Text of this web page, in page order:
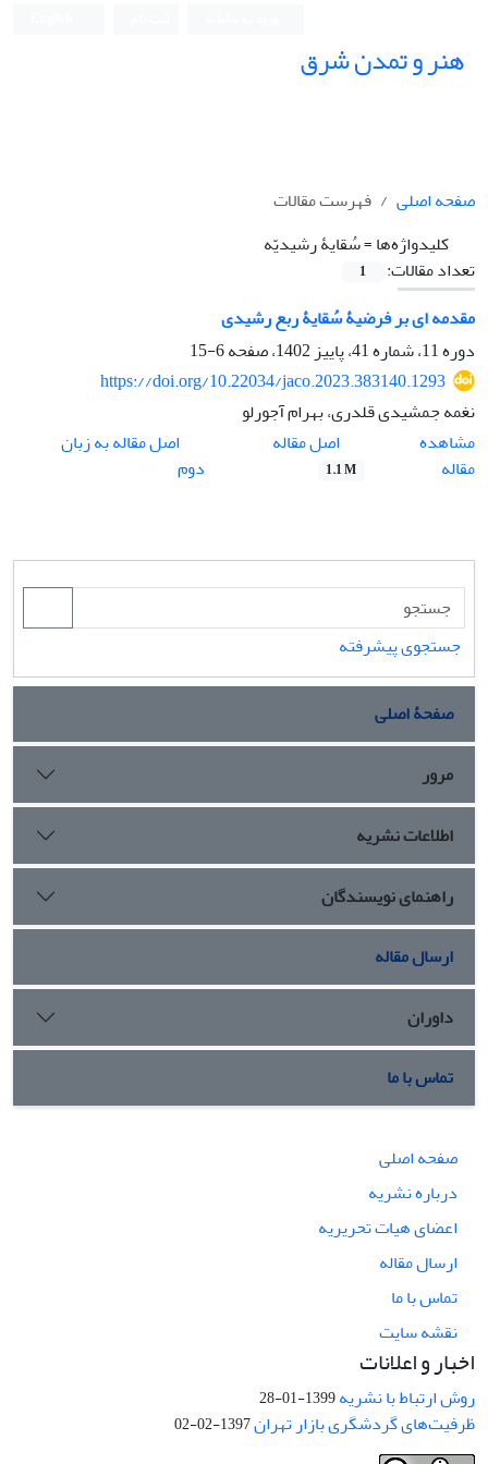
هنر و تمدن شرق
صفحه اصلی
فهرست مقالات
کلیدواژه‌ها =سُقایۀ رشیدیّه
تعداد مقالات:
1
مقدمه‏ ای بر فرضیۀ سُقایۀ ربع‏ رشیدی
دوره 11، شماره 41، پاییز 1402، صفحه
6-15
https://doi.org/10.22034/jaco.2023.383140.1293
نغمه جمشیدی قلدری، بهرام آجورلو
مشاهده
مقاله
اصل مقاله
1.1 M
اصل مقاله به زبان
دوم
جستجوی پیشرفته
صفحۀ اصلی
مرور
اطلاعات نشریه
راهنمای نویسندگان
ارسال مقاله
داوران
تماس با ما
صفحه اصلی
درباره نشریه
اعضای هیات تحریریه
ارسال مقاله
تماس با ما
نقشه سایت
اخبار و اعلانات
روش ارتباط با نشریه1399-01-28
ظرفیت‌های گردشگری بازار تهران1397-02-02